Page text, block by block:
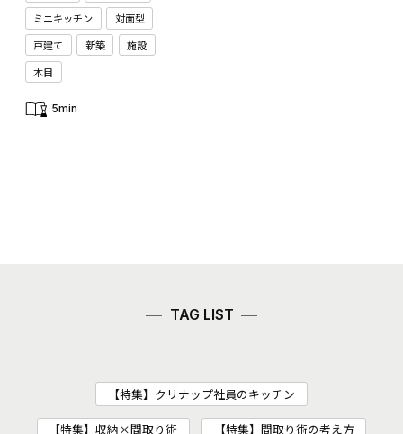
ミニキッチン
対面型
戸建て
新築
施設
木目
5min
TAG LIST
【特集】クリナップ社員のキッチン
【特集】収納×間取り術 【特集】間取り術の考え方